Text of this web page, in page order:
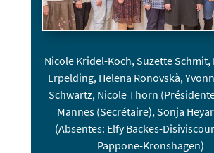
Nicole Kridel-Koch, Suzette Schmit,
Erpelding, Helena Ronovskà,
Schwartz, Nicole Thorn
Mannes (Secrétaire), Sonja
(Absentes: Elfy Backes-
Pappone-Kronshagen)